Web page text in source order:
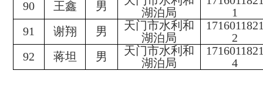
90 王鑫 男
湖泊局
1
91
谢翔 男
天门市水利和
湖泊局
2
92
蒋坦 男
天门市水利和
湖泊局
4